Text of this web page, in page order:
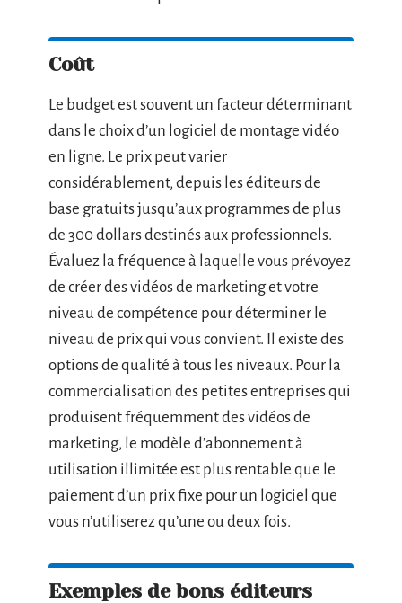
Coût
Le budget est souvent un facteur déterminant
dans le choix d’un logiciel de montage vidéo
en ligne. Le prix peut varier
considérablement, depuis les éditeurs de
base gratuits jusqu’aux programmes de plus
de 300 dollars destinés aux professionnels.
Évaluez la fréquence à laquelle vous prévoyez
de créer des vidéos de marketing et votre
niveau de compétence pour déterminer le
niveau de prix qui vous convient. Il existe des
options de qualité à tous les niveaux. Pour la
commercialisation des petites entreprises qui
produisent fréquemment des vidéos de
marketing, le modèle d’abonnement à
utilisation illimitée est plus rentable que le
paiement d’un prix fixe pour un logiciel que
vous n’utiliserez qu’une ou deux fois.
Exemples de bons éditeurs